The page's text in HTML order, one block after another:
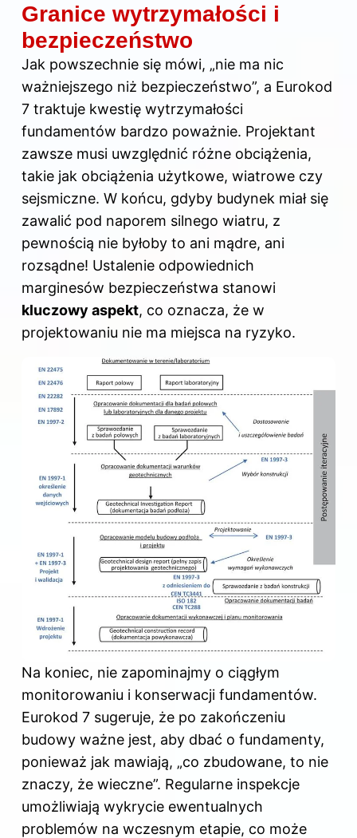
Granice wytrzymałości i
bezpieczeństwo
Jak powszechnie się mówi, „nie ma nic
ważniejszego niż bezpieczeństwo”, a Eurokod
7 traktuje kwestię wytrzymałości
fundamentów bardzo poważnie. Projektant
zawsze musi uwzględnić różne obciążenia,
takie jak obciążenia użytkowe, wiatrowe czy
sejsmiczne. W końcu, gdyby budynek miał się
zawalić pod naporem silnego wiatru, z
pewnością nie byłoby to ani mądre, ani
rozsądne! Ustalenie odpowiednich
marginesów bezpieczeństwa stanowi
kluczowy aspekt, co oznacza, że w
projektowaniu nie ma miejsca na ryzyko.
Na koniec, nie zapominajmy o ciągłym
monitorowaniu i konserwacji fundamentów.
Eurokod 7 sugeruje, że po zakończeniu
budowy ważne jest, aby dbać o fundamenty,
ponieważ jak mawiają, „co zbudowane, to nie
znaczy, że wieczne”. Regularne inspekcje
umożliwiają wykrycie ewentualnych
problemów na wczesnym etapie, co może